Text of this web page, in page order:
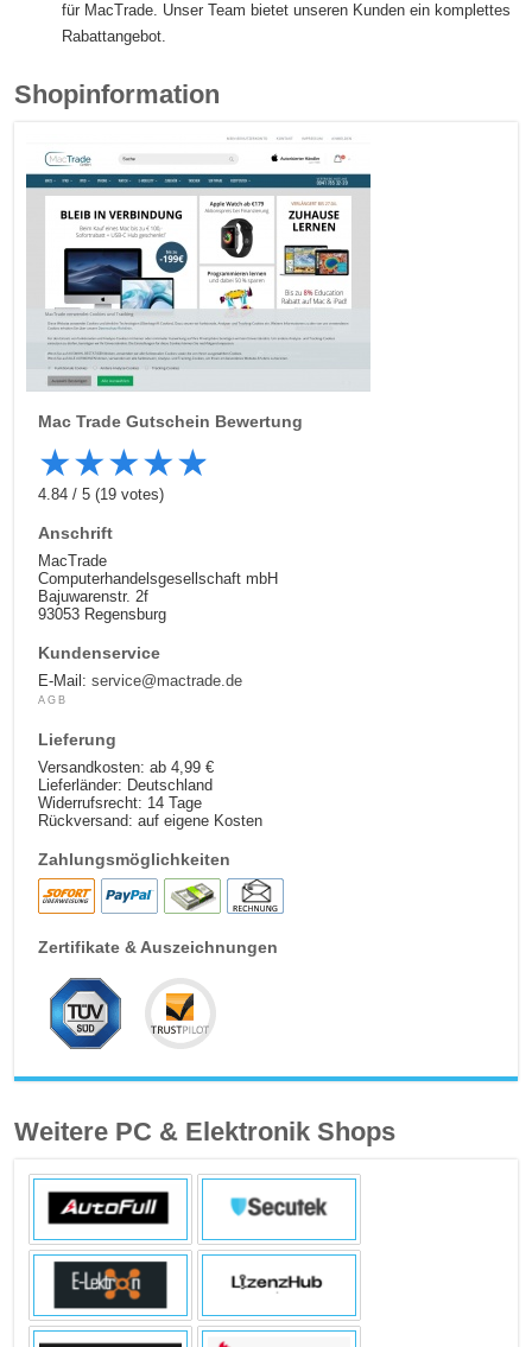
für MacTrade. Unser Team bietet unseren Kunden ein komplettes
Rabattangebot.
Shopinformation
Mac Trade Gutschein Bewertung
★★★★★
4.84/5 (19 votes)
Anschrift
MacTrade
Computerhandelsgesellschaft mbH
Bajuwarenstr. 2f
93053 Regensburg
Kundenservice
E-Mail:service@mactrade.de
AGB
Lieferung
Versandkosten: ab 4,99 €
Lieferländer: Deutschland
Widerrufsrecht: 14 Tage
Rückversand: auf eigene Kosten
Zahlungsmöglichkeiten
Zertifikate & Auszeichnungen
Weitere PC & Elektronik Shops